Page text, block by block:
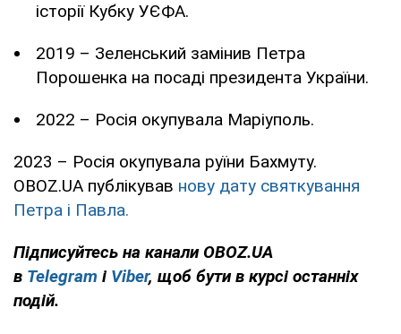
історії Кубку УЄФА.
2019 – Зеленський замінив Петра
Порошенка на посаді президента України.
2022 – Росія окупувала Маріуполь.
2023 – Росія окупувала руїни Бахмуту.
OBOZ.UA публікував нову дату святкування
Петра і Павла.
Підписуйтесь на канали OBOZ.UA
в Telegram і Viber, щоб бути в курсі останніх
подій.